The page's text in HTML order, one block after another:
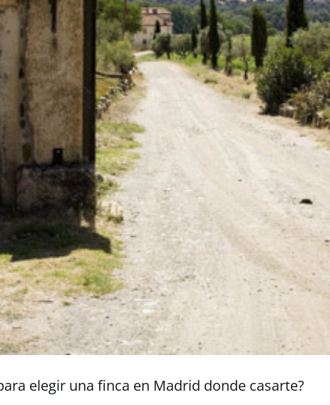
elegir una finca en Madrid donde casarte?